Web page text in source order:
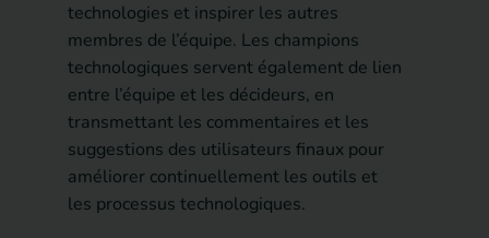
technologies et inspirer les autres
membres de l’équipe. Les champions
technologiques servent également de lien
entre l’équipe et les décideurs, en
transmettant les commentaires et les
suggestions des utilisateurs finaux pour
améliorer continuellement les outils et
les processus technologiques.